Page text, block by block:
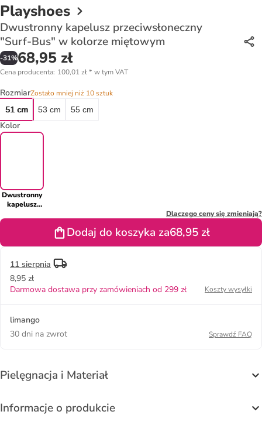
Playshoes
Dwustronny kapelusz przeciwsłoneczny
"Surf-Bus" w kolorze miętowym
-31%68,95 zł
Cena producenta: 100,01 zł* w tym VAT
RozmiarZostało mniej niż 10 sztuk
51 cm
53 cm 55 cm
Kolor
Dwustronny
kapelusz
Dlaczego ceny się zmieniają?
Dodaj do koszyka za68,95 zł
11 sierpnia
8,95 zł
Darmowa dostawa przy zamówieniach od 299 zł
Koszty wysyłki
limango
30 dni na zwrot
Sprawdź FAQ
Pielęgnacja i Materiał
Informacje o produkcie